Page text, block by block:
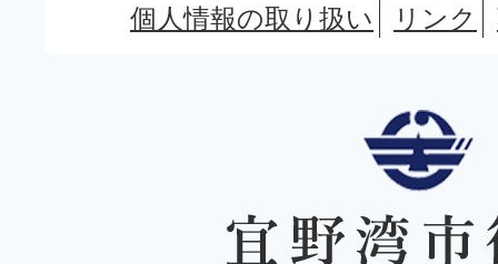
個人情報の取り扱い リンク